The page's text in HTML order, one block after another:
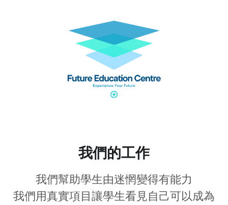
我們的工作
我們幫助學生由迷惘變得有能力
我們用真實項目讓學生看見自己可以成為